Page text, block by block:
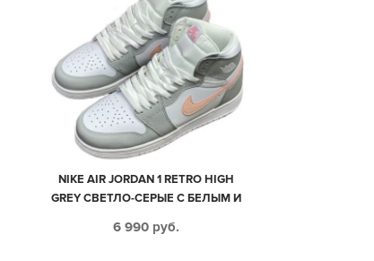
NIKE AIR JORDAN 1 RETRO HIGH
GREY СВЕТЛО-СЕРЫЕ С БЕЛЫМ И
(35-39)
6 990 руб.